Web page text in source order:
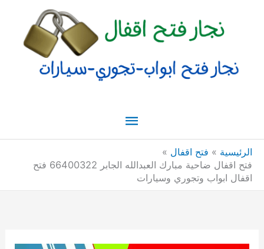
القائمة
الرئيسية
الرئيسية
فتح اقفال
فتح اقفال ضاحية مبارك العبدالله الجابر 66400322 فتح
اقفال ابواب وتجوري وسيارات